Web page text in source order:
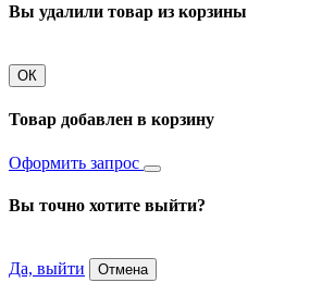
Вы удалили товар из корзины
ОК
Товар добавлен в корзину
Оформить запрос
Вы точно хотите выйти?
Да, выйти Отмена